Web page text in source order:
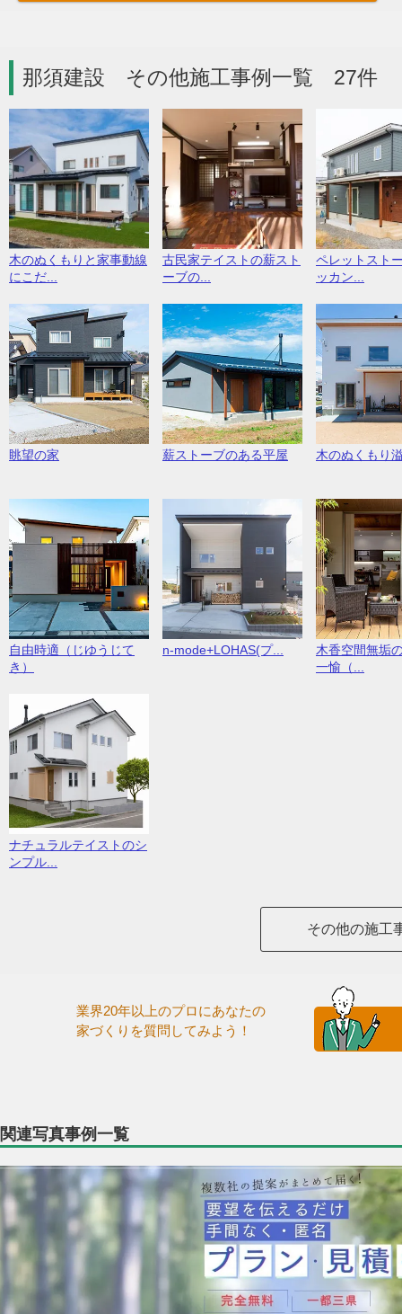
那須建設 その他施工事例一覧 27件
木のぬくもりと家事動線
にこだ...
古民家テイストの薪スト
ーブの...
ペレットスト
ッカン...
眺望の家 薪ストーブのある平屋 木のぬくもり
自由時適（じゆうじて
き）
n-mode+LOHAS(プ...
木香空間無垢
一愉（...
ナチュラルテイストのシ
ンプル...
その他の施工
業界20年以上のプロにあなたの
家づくりを質問してみよう！
関連写真事例一覧